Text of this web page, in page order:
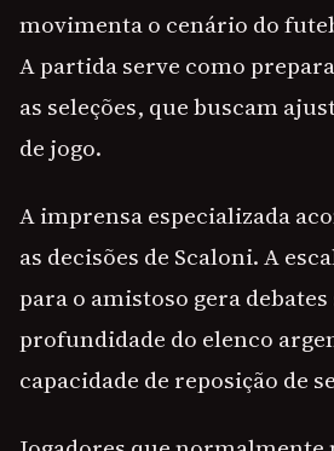
movimenta o cenário do
A partida serve como
as seleções, que buscam
de jogo.
A imprensa especializada
as decisões de Scaloni. A
para o amistoso gera debates
profundidade do elenco
capacidade de reposição de